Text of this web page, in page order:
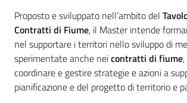
Proposto e sviluppato nell’ambito del
Contratti di Fiume, il Master intende
nel supportare i territori nello sviluppo di
sperimentate anche neicontratti di fiume
coordinare e gestire strategie e azioni a
pianificazione e del progetto di territorio e